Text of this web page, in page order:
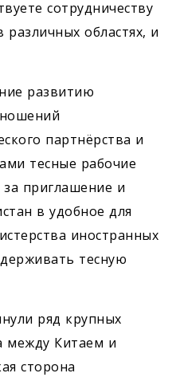
сотрудничеству
областях, и
развитию
партнёрства и
тесные рабочие
приглашение и
в удобное для
иностранных
тесную
ряд крупных
между Китаем и
сторона